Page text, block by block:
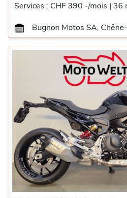
Services : CHF 390 -/mois | 36
Bugnon Motos SA,